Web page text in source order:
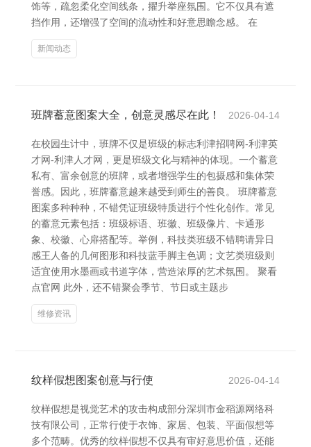
饰等，疏忽柔化空间线条，擢升举座氛围。它不仅具有遮
挡作用，还增强了空间的流动性和好意思瞻念感。 在
新闻动态
班牌蓄意图案大全，创意灵感尽在此！ 2026-04-14
在校园生计中，班牌不仅是班级的标志利津招聘网-利津英
才网-利津人才网，更是班级文化与精神的体现。一个蓄意
私有、富余创意的班牌，或者增强学生的包摄感和集体荣
誉感。因此，班牌蓄意越来越受到师生的善良。 班牌蓄意
图案多种种种，不错凭证班级特质进行个性化创作。常见
的蓄意元素包括：班级标语、班徽、班级像片、卡通形
象、校徽、心扉搭配等。举例，科技类班级不错聘请异日
感王人备的几何图形和科技蓝手脚主色调；文艺类班级则
适宜使用水墨画或书道字体，营造浓厚的艺术氛围。 聚看
点官网 此外，还不错聚会季节、节日或主题步
维修资讯
纹样假想图案创意与行使 2026-04-14
纹样假想是视觉艺术的攻击构成部分深圳市金稻源网络科
技有限公司，正常行使于衣饰、家居、包装、平面假想等
多个范畴。优秀的纹样假想不仅具有审好意思价值，还能